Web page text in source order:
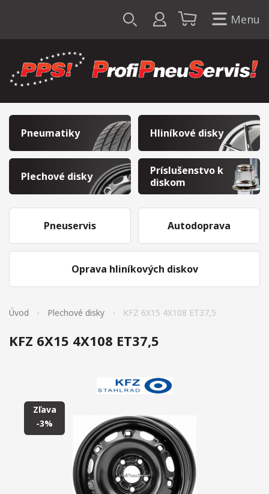
Menu
Pneumatiky Hliníkové disky
Plechové disky
Príslušenstvo k
diskom
Pneuservis
Oprava hliníkových diskov
Autodoprava
Úvod Plechové disky KFZ 6X15 4X108 ET37,5
KFZ 6X15 4X108 ET37,5
Zľava
-3%